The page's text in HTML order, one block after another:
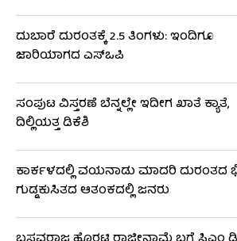
ದುಬಾರೆ ದುರಂತಕ್ಕೆ 2.5 ತಿಂಗಳು: ಇಂದಿಗೂ
ಜಾರಿಯಾಗದ ಎಸ್‌ಒಪಿ
ಸಂಪುಟ ವಿಸ್ತರಣೆ ಬೆನ್ನಲ್ಲೇ ಇದೀಗ ಖಾತೆ ಕ್ಯಾತೆ,
ದಿಲ್ಲಿಯತ್ತ ಡಿಕೆಶಿ
ಕಾರ್ಕಳದಲ್ಲಿ ವಯನಾಡು ಮಾದರಿ ದುರಂತದ
ಗುಡ್ಡಕುಸಿತದ ಆತಂಕದಲ್ಲಿ ಜನರು